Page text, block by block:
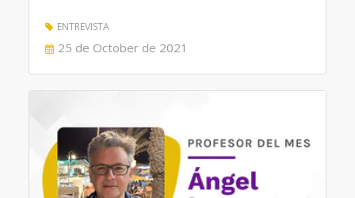
ENTREVISTA
POSTED
25 de October de 2021